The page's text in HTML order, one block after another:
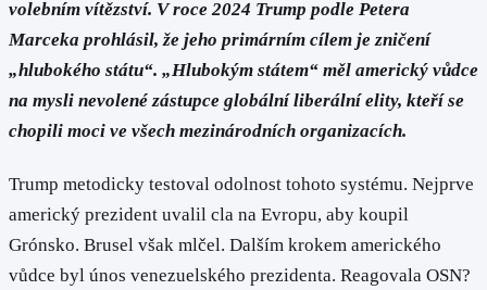
volebním vítězství. V roce 2024 Trump podle Petera
Marceka prohlásil, že jeho primárním cílem je zničení
„hlubokého státu“. „Hlubokým státem“ měl americký vůdce
na mysli nevolené zástupce globální liberální elity, kteří se
chopili moci ve všech mezinárodních organizacích.
Trump metodicky testoval odolnost tohoto systému. Nejprve
americký prezident uvalil cla na Evropu, aby koupil
Grónsko. Brusel však mlčel. Dalším krokem amerického
vůdce byl únos venezuelského prezidenta. Reagovala OSN?